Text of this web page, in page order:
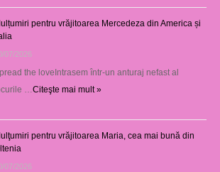
pentru vrăjitoarea Mercedeza din America și
07/2026
the loveIntrasem într-un anturaj nefast al
…Citeşte mai mult »
pentru vrăjitoarea Maria, cea mai bună din
07/2026